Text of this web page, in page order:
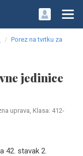
Porez na tvrtku za
jedinice
uprava, Klasa: 412-
42. stavak 2.